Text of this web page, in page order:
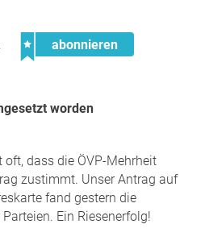
abonnieren
worden
oft, dass die ÖVP-Mehrheit
zustimmt. Unser Antrag auf
fand gestern die
Ein Riesenerfolg!